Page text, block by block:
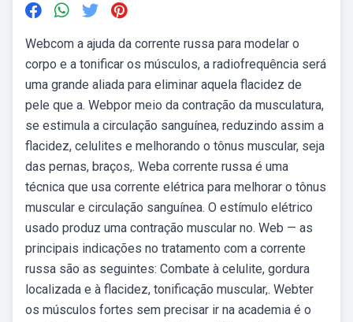
Webcom a ajuda da corrente russa para modelar o
corpo e a tonificar os músculos, a radiofrequência será
uma grande aliada para eliminar aquela flacidez de
pele que a. Webpor meio da contração da musculatura,
se estimula a circulação sanguínea, reduzindo assim a
flacidez, celulites e melhorando o tônus muscular, seja
das pernas, braços,. Weba corrente russa é uma
técnica que usa corrente elétrica para melhorar o tônus
muscular e circulação sanguínea. O estímulo elétrico
usado produz uma contração muscular no. Web — as
principais indicações no tratamento com a corrente
russa são as seguintes: Combate à celulite, gordura
localizada e à flacidez, tonificação muscular,. Webter
os músculos fortes sem precisar ir na academia é o